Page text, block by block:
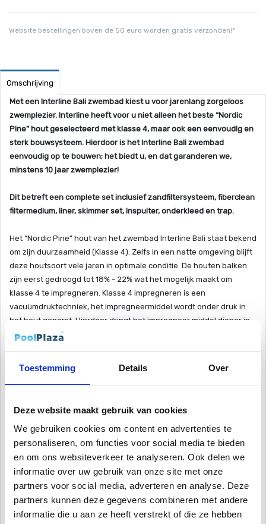
Toestemming Details Over
Deze website maakt gebruik van cookies
We gebruiken cookies om content en advertenties te
personaliseren, om functies voor social media te bieden
en om ons websiteverkeer te analyseren. Ook delen we
informatie over uw gebruik van onze site met onze
partners voor social media, adverteren en analyse. Deze
partners kunnen deze gegevens combineren met andere
informatie die u aan ze heeft verstrekt of die ze hebben
Website bestellingen boven de 50 euro worden gratis verzonden!*
Omschrijving
Met een Interline Bali zwembad kiest u voor jarenlang zorgeloos
zwemplezier. Interline heeft voor u niet alleen het beste “Nordic
Pine” hout geselecteerd met klasse 4, maar ook een eenvoudig en
sterk bouwsysteem. Hierdoor is het Interline Bali zwembad
eenvoudig op te bouwen; het biedt u, en dat garanderen we,
minstens 10 jaar zwemplezier!
Dit betreft een complete set inclusief zandfiltersysteem, fiberclean
filtermedium, liner, skimmer set, inspuiter, onderkleed en trap.
Het “Nordic Pine” hout van het zwembad Interline Bali staat bekend
om zijn duurzaamheid (Klasse 4). Zelfs in een natte omgeving blijft
deze houtsoort vele jaren in optimale conditie. De houten balken
zijn eerst gedroogd tot 18% - 22% wat het mogelijk maakt om
klasse 4 te impregneren. Klasse 4 impregneren is een
vacuümdruktechniek, het impregneermiddel wordt onder druk in
het hout geperst. Hierdoor dringt het impregneer middel dieper in
de hout. De houten balken worden chroom vrij geïmpregneerd.
Optioneel voor de Interline Pool “Bali“ zijn de afgerond stalen
De zwembadwanden zijn 45 mm dik en daardoor dus
buitengewoon thermisch geïsoleerd.
De hoogwaardige zwembadfolie heeft een dikte van 70/100. Om
het zwembadfolie extra te beschermen wordt het zwembad
geleverd met vilt wat tussen de wand en het zwembadfolie
geplaatst kan worden.